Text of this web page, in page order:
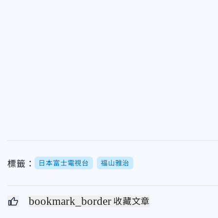
標籤： 日本富士電視台 福山雅治
bookmark_border 收藏文章